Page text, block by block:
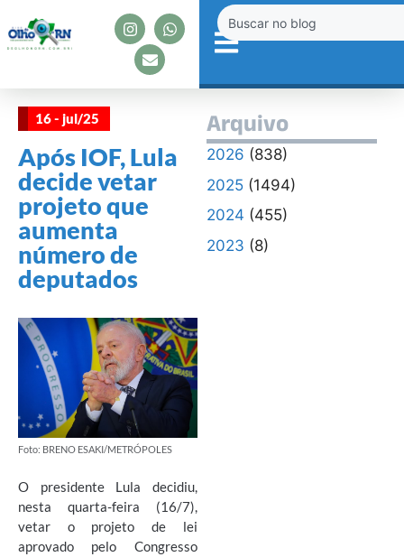
16 - jul/25
Após IOF, Lula
decide vetar
projeto que
aumenta
número de
deputados
Foto: BRENO ESAKI/METRÓPOLES
O presidente Lula decidiu,
nesta quarta-feira (16/7),
vetar o projeto de lei
aprovado pelo Congresso
Arquivo
2026 (838)
2025(1494)
2024 (455)
2023 (8)